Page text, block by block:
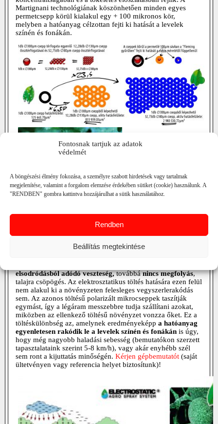
Fontosnak tartjuk az adatok
védelmét
A böngészési élmény fokozása, a személyre szabott hirdetések vagy tartalmak
megjelenítése, valamint a forgalom elemzése érdekében sütiket (cookie) használunk. A
"RENDBEN" gombra kattintva hozzájárulhat a sütik használatához.
Rendben
Beállítás megtekintése
Martignani technológiának köszönhetően minden egyes
permetcsepp körül kialakul egy + 100 mikronos kör,
melyben a hatóanyag célzottan fejti ki hatását a levelek
színén és fonákán.
Martignani cseppképzés elektrosztatikus töltéssel!
elsodródásból adódó veszteség,továbbánincs megfolyás,
talajra csöpögés. Az elektrosztatikus töltés hatására ezen felül
nem alakul ki a növényzeten felesleges vegyszerlerakódás
sem. Az azonos töltésű polarizált mikrocseppek taszítják
egymást, így a légáram messzebbre tudja szállítani azokat,
miközben az ellenkező töltésű növényzet vonzza őket. Ez a
töltéskülönbség az, amelynek eredményeképp a hatóanyag
egyenletesen rakódik le a levelek színén és fonákán is úgy,
hogy még nagyobb haladási sebesség (bemutatókon szerzett
tapasztalataink szerint 5-8 km/h), vagy akár enyhébb szél
sem ront a kijuttatás minőségén. Kérjen gépbemutatót (saját
ültetvényen vagy referencia helyet biztosítunk)!